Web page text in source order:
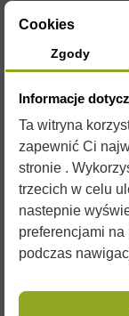
82,50 zł
Izolator 1-
OPIS
Cookies
Zgody
Informacje
Ta witryna
zapewnić Ci
stronie .
trzecich w celu
nastepnie
preferencjami
podczas